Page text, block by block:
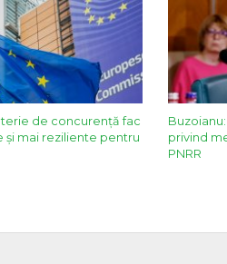
de concurență fac
mai reziliente pentru
privind
PNRR